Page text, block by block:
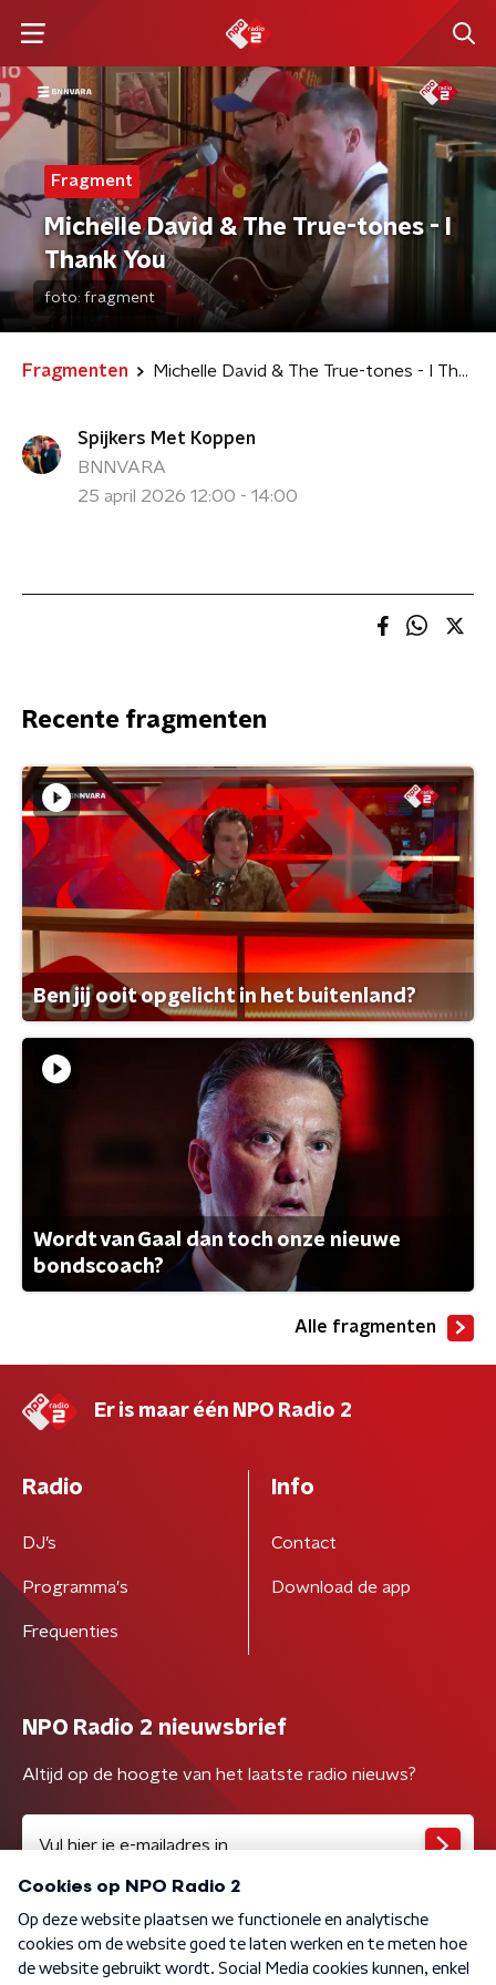
Fragment
Michelle David & The True-tones - I
Thank You
foto: fragment
Fragmenten Michelle David & The True-tones - I Thank You
Spijkers Met Koppen
BNNVARA
25 april 2026 12:00 - 14:00
Recente fragmenten
Ben jij ooit opgelicht in het buitenland?
Wordt van Gaal dan toch onze nieuwe
bondscoach?
Alle fragmenten
Er is maar één NPO Radio 2
Radio
DJ’s
Programma's
Frequenties
Info
Contact
Download de app
NPO Radio 2 nieuwsbrief
Altijd op de hoogte van het laatste radio nieuws?